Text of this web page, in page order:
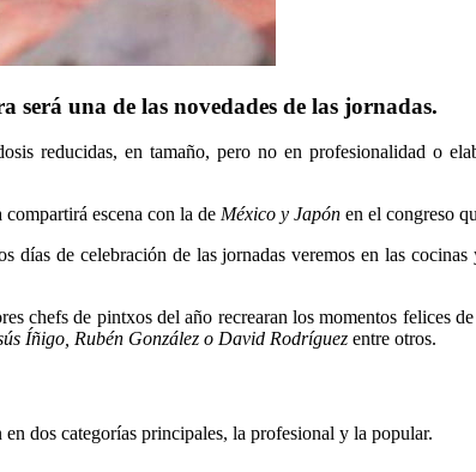
una de las novedades de las jornadas.
reducidas, en tamaño, pero no en profesionalidad o
escena con la de México y Japón en el congreso
de celebración de las jornadas veremos en las cocinas
chefs de pintxos del año recrearan los momentos felices
Íñigo, Rubén González o David Rodríguez entre otros.
dos categorías principales, la profesional y la popular.